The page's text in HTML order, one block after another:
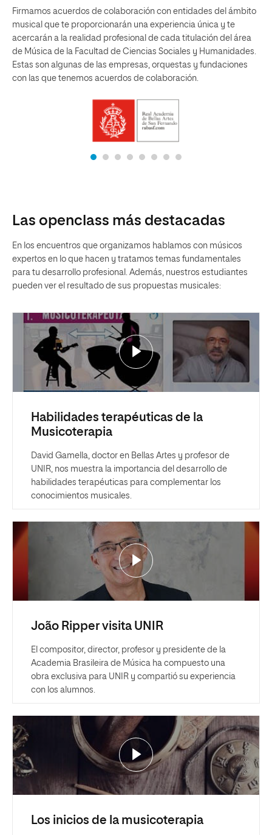
Firmamos acuerdos de colaboración con entidades del ámbito
musical que te proporcionarán una experiencia única y te
acercarán a la realidad profesional de cada titulación del área
de Música de la Facultad de Ciencias Sociales y Humanidades.
Estas son algunas de las empresas, orquestas y fundaciones
con las que tenemos acuerdos de colaboración.
Las openclass más destacadas
En los encuentros que organizamos hablamos con músicos
expertos en lo que hacen y tratamos temas fundamentales
para tu desarrollo profesional. Además, nuestros estudiantes
pueden ver el resultado de sus propuestas musicales:
Habilidades terapéuticas de la
Musicoterapia
David Gamella, doctor en Bellas Artes y profesor de
UNIR, nos muestra la importancia del desarrollo de
habilidades terapéuticas para complementar los
conocimientos musicales.
João Ripper visita UNIR
El compositor, director, profesor y presidente de la
Academia Brasileira de Música ha compuesto una
obra exclusiva para UNIR y compartió su experiencia
con los alumnos.
Los inicios de la musicoterapia